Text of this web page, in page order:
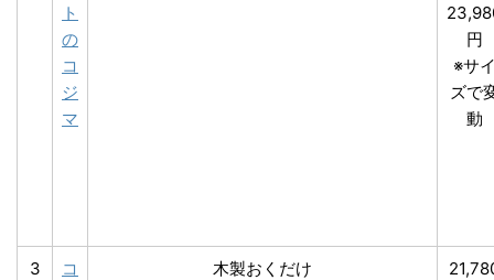
ト
の
コ
ジ
マ
円
※サ
ズで
動
3
コ
木製おくだけ